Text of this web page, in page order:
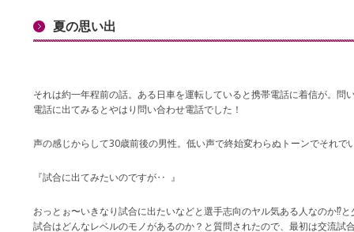
夏の思い出
それは約一年程前の話。ある日車を運転していると携帯電話に着信が。問
電話に出てみるとやはり問い合わせ電話でした！
声の感じからして30歳前後の男性。低い声で終始変わらぬトーンでそれで
『試合に出てみたいのですが‥ 』
おっとぉ〜いきなり試合に出たいなどと選手志向のヤル気ある人なのか⁉
試合はどんなレベルのモノがあるのか？と質問されたので、最初は交流試